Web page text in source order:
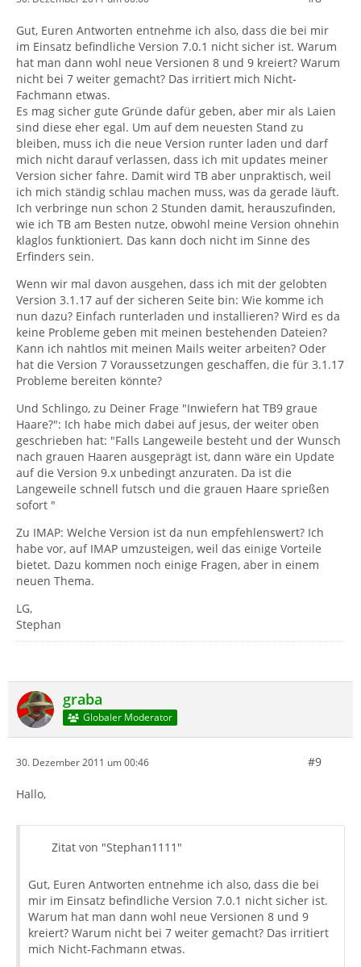
Gut, Euren Antworten entnehme ich also, dass die bei mir
im Einsatz befindliche Version 7.0.1 nicht sicher ist. Warum
hat man dann wohl neue Versionen 8 und 9 kreiert? Warum
nicht bei 7 weiter gemacht? Das irritiert mich Nicht-
Fachmann etwas.
Es mag sicher gute Gründe dafür geben, aber mir als Laien
sind diese eher egal. Um auf dem neuesten Stand zu
bleiben, muss ich die neue Version runter laden und darf
mich nicht darauf verlassen, dass ich mit updates meiner
Version sicher fahre. Damit wird TB aber unpraktisch, weil
ich mich ständig schlau machen muss, was da gerade läuft.
Ich verbringe nun schon 2 Stunden damit, herauszufinden,
wie ich TB am Besten nutze, obwohl meine Version ohnehin
klaglos funktioniert. Das kann doch nicht im Sinne des
Erfinders sein.
Wenn wir mal davon ausgehen, dass ich mit der gelobten
Version 3.1.17 auf der sicheren Seite bin: Wie komme ich
nun dazu? Einfach runterladen und installieren? Wird es da
keine Probleme geben mit meinen bestehenden Dateien?
Kann ich nahtlos mit meinen Mails weiter arbeiten? Oder
hat die Version 7 Voraussetzungen geschaffen, die für 3.1.17
Probleme bereiten könnte?
Und Schlingo, zu Deiner Frage "Inwiefern hat TB9 graue
Haare?": Ich habe mich dabei auf jesus, der weiter oben
geschrieben hat: "Falls Langeweile besteht und der Wunsch
nach grauen Haaren ausgeprägt ist, dann wäre ein Update
auf die Version 9.x unbedingt anzuraten. Da ist die
Langeweile schnell futsch und die grauen Haare sprießen
sofort "
Zu IMAP: Welche Version ist da nun empfehlenswert? Ich
habe vor, auf IMAP umzusteigen, weil das einige Vorteile
bietet. Dazu kommen noch einige Fragen, aber in einem
neuen Thema.
LG,
Stephan
graba
Globaler Moderator
30. Dezember 2011 um 00:46 #9
Hallo,
Zitat von "Stephan1111"
Gut, Euren Antworten entnehme ich also, dass die bei
mir im Einsatz befindliche Version 7.0.1 nicht sicher ist.
Warum hat man dann wohl neue Versionen 8 und 9
kreiert? Warum nicht bei 7 weiter gemacht? Das irritiert
mich Nicht-Fachmann etwas.